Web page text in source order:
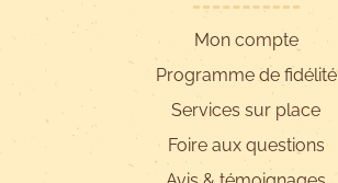
Mon compte
Programme de fidélité
Services sur place
Foire aux questions